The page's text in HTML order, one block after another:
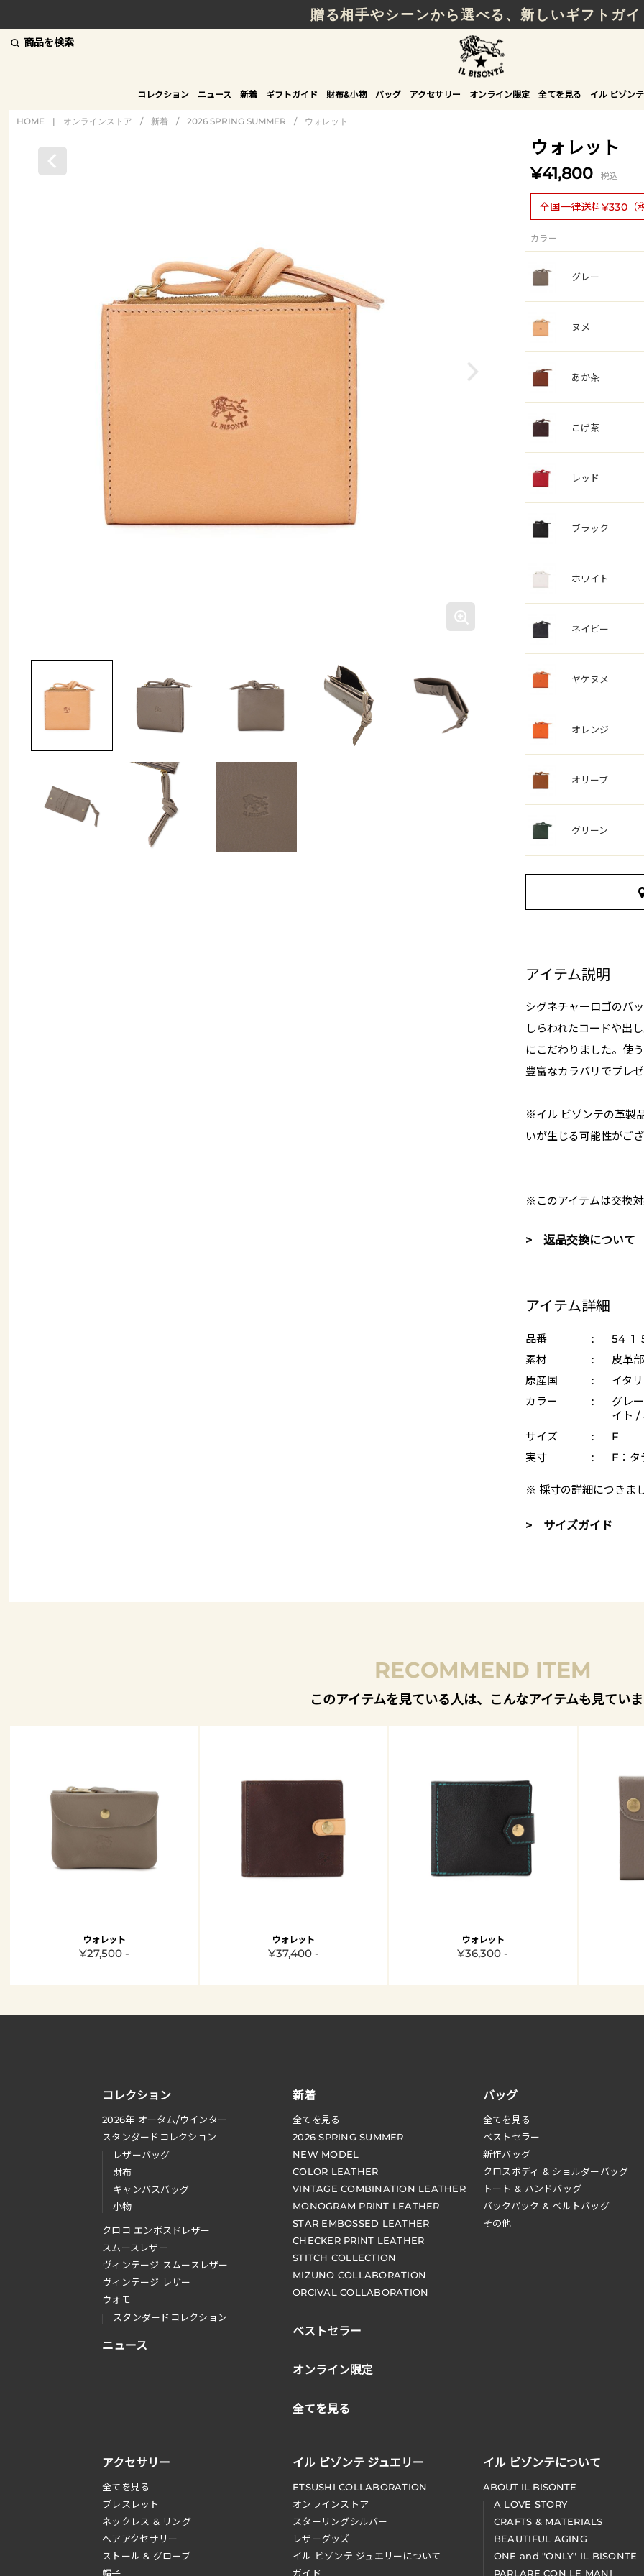
贈る相手やシーンから選べる、新しいギフトガイ
商品を検索
コレクション ニュース 新着 ギフトガイド 財布&小物 バッグ アクセサリー オンライン限定 全てを見る イル ビゾン
HOME | オンラインストア / 新着 / 2026 SPRING SUMMER / ウォレット
ウォレット
¥41,800 税込
全国一律送料¥330（
カラー
グレー
ヌメ
あか茶
こげ茶
レッド
ブラック
ホワイト
ネイビー
ヤケヌメ
オレンジ
オリーブ
グリーン
アイテム説明
シグネチャーロゴのバ
しらわれたコードや出
にこだわりました。使
豊富なカラバリでプレ
※イル ビゾンテの革製
いが生じる可能性がご
※このアイテムは交換
> 返品交換について
アイテム詳細
品番 :
素材
:
皮革
原産国
:
イタ
カラー
:
グレ
イト /
サイズ
:
F
実寸
: F：タ
※ 採寸の詳細につきま
> サイズガイド
RECOMMEND ITEM
このアイテムを見ている人は、こんなアイテムも見てい
ウォレット
¥27,500 -
ウォレット
¥37,400 -
ウォレット
¥36,300 -
コレクション
2026年 オータム/ウインター
スタンダードコレクション
レザーバッグ
財布
キャンバスバッグ
小物
クロコ エンボスドレザー
スムースレザー
ヴィンテージ スムースレザー
ヴィンテージ レザー
ウォモ
スタンダードコレクション
ニュース
新着
全てを見る
2026 SPRING SUMMER
NEW MODEL
COLOR LEATHER
VINTAGE COMBINATION LEATHER
MONOGRAM PRINT LEATHER
STAR EMBOSSED LEATHER
CHECKER PRINT LEATHER
STITCH COLLECTION
MIZUNO COLLABORATION
ORCIVAL COLLABORATION
ベストセラー
オンライン限定
全てを見る
バッグ
全てを見る
ベストセラー
新作バッグ
クロスボディ & ショルダーバッグ
トート & ハンドバッグ
バックパック & ベルトバッグ
その他
アクセサリー
全てを見る
ブレスレット
ネックレス & リング
へアアクセサリー
ストール & グローブ
帽子
イル ビゾンテ ジュエリー
ETSUSHI COLLABORATION
オンラインストア
スターリングシルバー
レザーグッズ
イル ビゾンテ ジュエリーについて
ガイド
イル ビゾンテについて
ABOUT IL BISONTE
A LOVE STORY
CRAFTS & MATERIALS
BEAUTIFUL AGING
ONE and "ONLY" IL BISONTE
PARLARE CON LE MANI